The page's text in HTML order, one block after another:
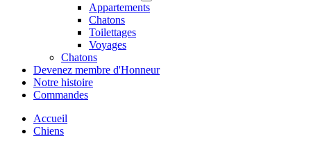
Appartements
Chatons
Toilettages
Voyages
Chatons
Devenez membre d'Honneur
Notre histoire
Commandes
Accueil
Chiens